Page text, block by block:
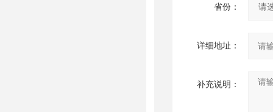
省份：
详细地址：
补充说明：